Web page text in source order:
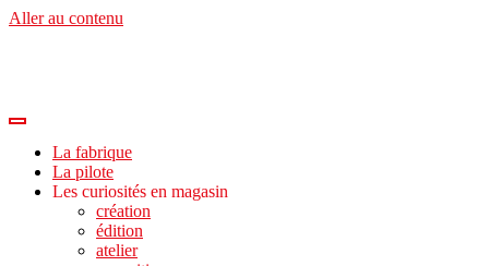
Aller au contenu
La fabrique
La pilote
Les curiosités en magasin
création
édition
atelier